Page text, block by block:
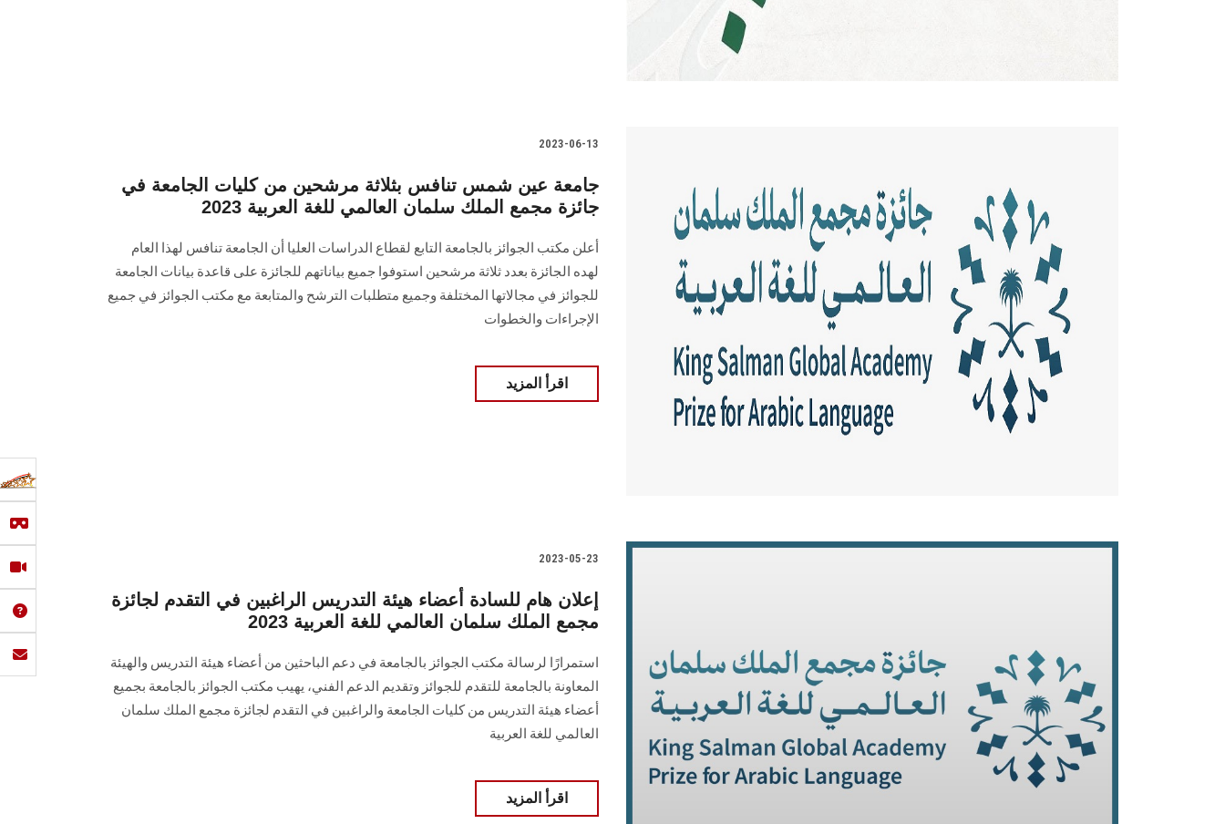
2023-06-13
جامعة عين شمس تنافس بثلاثة مرشحين من كليات الجامعة في
جائزة مجمع الملك سلمان العالمي للغة العربية 2023
أعلن مكتب الجوائز بالجامعة التابع لقطاع الدراسات العليا أن الجامعة تنافس لهذا العام
لهده الجائزة بعدد ثلاثة مرشحين استوفوا جميع بياناتهم للجائزة على قاعدة بيانات الجامعة
للجوائز في مجالاتها المختلفة وجميع متطلبات الترشح والمتابعة مع مكتب الجوائز في جميع
الإجراءات والخطوات
اقرأ المزيد
2023-05-23
إعلان هام للسادة أعضاء هيئة التدريس الراغبين في التقدم لجائزة
مجمع الملك سلمان العالمي للغة العربية 2023
استمرارًا لرسالة مكتب الجوائز بالجامعة في دعم الباحثين من أعضاء هيئة التدريس والهيئة
المعاونة بالجامعة للتقدم للجوائز وتقديم الدعم الفني، يهيب مكتب الجوائز بالجامعة بجميع
أعضاء هيئة التدريس من كليات الجامعة والراغبين في التقدم لجائزة مجمع الملك سلمان
العالمي للغة العربية
اقرأ المزيد